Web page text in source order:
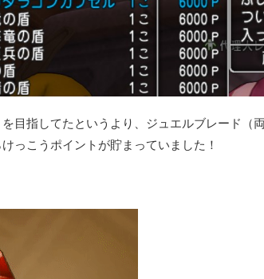
目指してたというより、ジュエルブレード（
っこうポイントが貯まっていました！